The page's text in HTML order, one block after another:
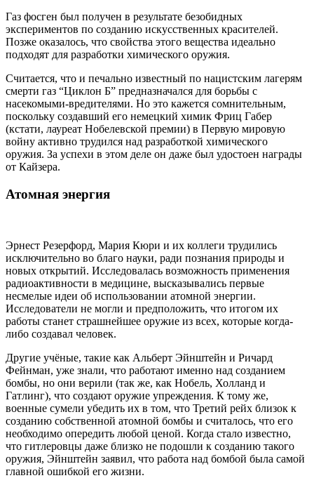
Газ фосген был получен в результате безобидных
экспериментов по созданию искусственных красителей.
Позже оказалось, что свойства этого вещества идеально
подходят для разработки химического оружия.
Считается, что и печально известный по нацистским лагерям
смерти газ “Циклон Б” предназначался для борьбы с
насекомыми-вредителями. Но это кажется сомнительным,
поскольку создавший его немецкий химик Фриц Габер
(кстати, лауреат Нобелевской премии) в Первую мировую
войну активно трудился над разработкой химического
оружия. За успехи в этом деле он даже был удостоен награды
от Кайзера.
Атомная энергия
Эрнест Резерфорд, Мария Кюри и их коллеги трудились
исключительно во благо науки, ради познания природы и
новых открытий. Исследовалась возможность применения
радиоактивности в медицине, высказывались первые
несмелые идеи об использовании атомной энергии.
Исследователи не могли и предположить, что итогом их
работы станет страшнейшее оружие из всех, которые когда-
либо создавал человек.
Другие учёные, такие как Альберт Эйнштейн и Ричард
Фейнман, уже знали, что работают именно над созданием
бомбы, но они верили (так же, как Нобель, Холланд и
Гатлинг), что создают оружие упреждения. К тому же,
военные сумели убедить их в том, что Третий рейх близок к
созданию собственной атомной бомбы и считалось, что его
необходимо опередить любой ценой. Когда стало известно,
что гитлеровцы даже близко не подошли к созданию такого
оружия, Эйнштейн заявил, что работа над бомбой была самой
главной ошибкой его жизни.